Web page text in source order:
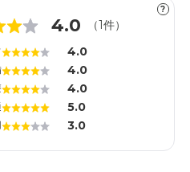
?
4.0 （1件）
4.0
4.0
4.0
5.0
3.0